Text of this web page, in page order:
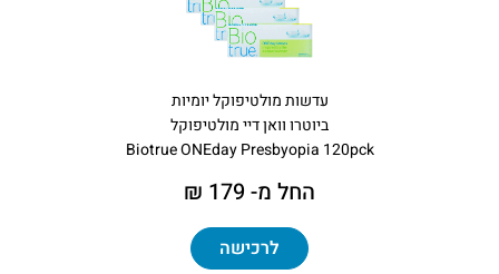
עדשות מולטיפוקל יומיות
ביוטרו וואן דיי מולטיפוקל
Biotrue ONEday Presbyopia 120pck
החל מ- 179 ₪
לרכישה